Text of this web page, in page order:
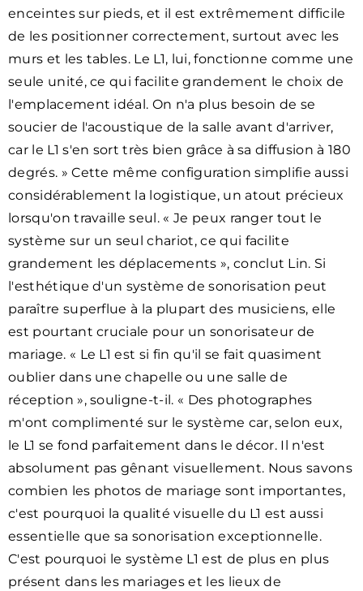
enceintes sur pieds, et il est extrêmement difficile
de les positionner correctement, surtout avec les
murs et les tables. Le L1, lui, fonctionne comme une
seule unité, ce qui facilite grandement le choix de
l'emplacement idéal. On n'a plus besoin de se
soucier de l'acoustique de la salle avant d'arriver,
car le L1 s'en sort très bien grâce à sa diffusion à 180
degrés. » Cette même configuration simplifie aussi
considérablement la logistique, un atout précieux
lorsqu'on travaille seul. « Je peux ranger tout le
système sur un seul chariot, ce qui facilite
grandement les déplacements », conclut Lin. Si
l'esthétique d'un système de sonorisation peut
paraître superflue à la plupart des musiciens, elle
est pourtant cruciale pour un sonorisateur de
mariage. « Le L1 est si fin qu'il se fait quasiment
oublier dans une chapelle ou une salle de
réception », souligne-t-il. « Des photographes
m'ont complimenté sur le système car, selon eux,
le L1 se fond parfaitement dans le décor. Il n'est
absolument pas gênant visuellement. Nous savons
combien les photos de mariage sont importantes,
c'est pourquoi la qualité visuelle du L1 est aussi
essentielle que sa sonorisation exceptionnelle.
C'est pourquoi le système L1 est de plus en plus
présent dans les mariages et les lieux de